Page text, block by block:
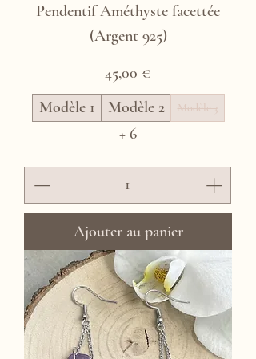
Pendentif Améthyste facettée
(Argent 925)
Prix
45,00 €
Modèle 1
Modèle 2 Modèle 3
+ 6
Ajouter au panier